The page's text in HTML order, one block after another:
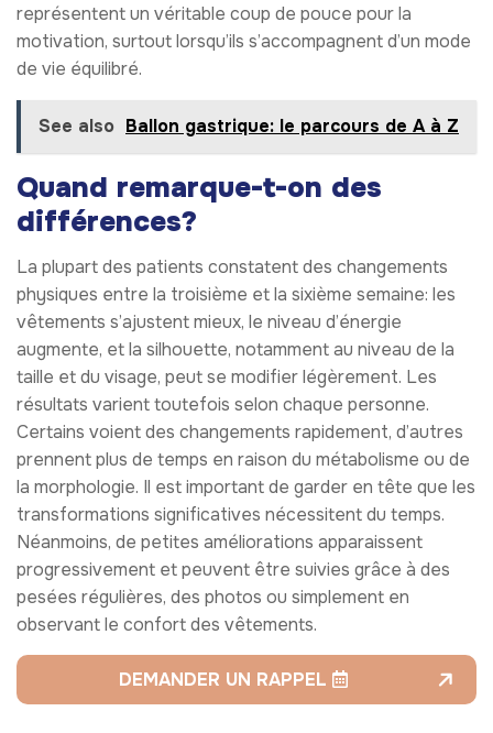
représentent un véritable coup de pouce pour la
motivation, surtout lorsqu’ils s’accompagnent d’un mode
de vie équilibré.
See also Ballon gastrique: le parcours de A à Z
Quand remarque-t-on des
différences?
La plupart des patients constatent des changements
physiques entre la troisième et la sixième semaine: les
vêtements s’ajustent mieux, le niveau d’énergie
augmente, et la silhouette, notamment au niveau de la
taille et du visage, peut se modifier légèrement. Les
résultats varient toutefois selon chaque personne.
Certains voient des changements rapidement, d’autres
prennent plus de temps en raison du métabolisme ou de
la morphologie. Il est important de garder en tête que les
transformations significatives nécessitent du temps.
Néanmoins, de petites améliorations apparaissent
progressivement et peuvent être suivies grâce à des
pesées régulières, des photos ou simplement en
observant le confort des vêtements.
DEMANDER UN RAPPEL